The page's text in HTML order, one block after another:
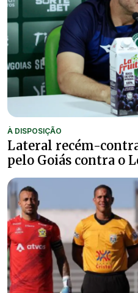
À DISPOSIÇÃO
Lateral recém-
pelo Goiás contra o